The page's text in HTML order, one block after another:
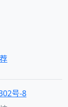
号-8